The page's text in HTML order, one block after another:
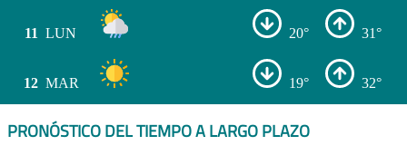
11 LUN 20° 31°
12 MAR 19° 32°
PRONÓSTICO DEL TIEMPO A LARGO PLAZO